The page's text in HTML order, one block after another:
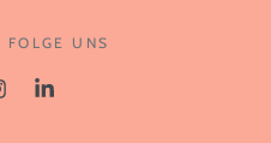
FOLGE UNS
LinkedIn